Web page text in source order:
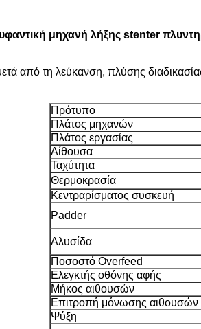
μηχανή λήξης stenter
από τη λεύκανση, πλύσης
Πρότυπο
Πλάτος μηχανών
Πλάτος εργασίας
Αίθουσα
Ταχύτητα
Θερμοκρασία
Κεντραρίσματος συσκευή
Padder
Αλυσίδα
Ποσοστό Overfeed
Ελεγκτής οθόνης αφής
Μήκος αιθουσών
Επιτροπή μόνωσης αιθουσών
Ψύξη